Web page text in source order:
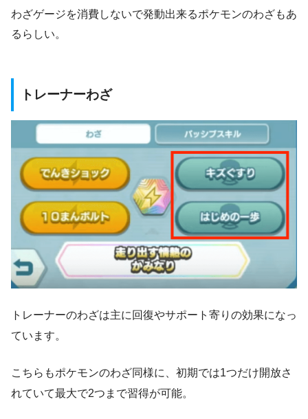
わざゲージを消費しないで発動出来るポケモンのわざもあ
るらしい。
トレーナーわざ
トレーナーのわざは主に回復やサポート寄りの効果になっ
ています。
こちらもポケモンのわざ同様に、初期では1つだけ開放さ
れていて最大で2つまで習得が可能。